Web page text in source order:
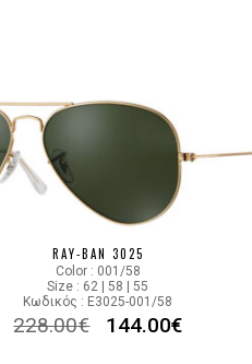
RAY-BAN 3025
Color : 001/58
Size : 62 | 58 | 55
Κωδικός : E3025-001/58
228.00€ 144.00€